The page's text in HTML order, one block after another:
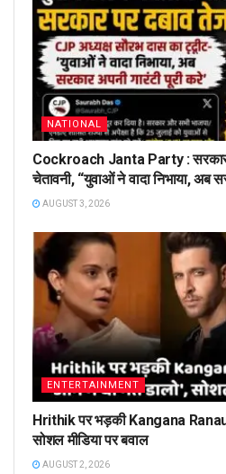
NATIONAL
Cockroach Janta Party :
चेतावनी, “युवाओं ने वादा निभाया, अब
AUGUST 3, 2026
ENTERTAINMENT
Hrithik पर भड़की Kangana
सोशल मीडिया पर बवाल
AUGUST 2, 2026